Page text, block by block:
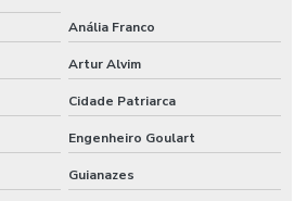
Anália Franco
Artur Alvim
Cidade Patriarca
Engenheiro Goulart
Guianazes